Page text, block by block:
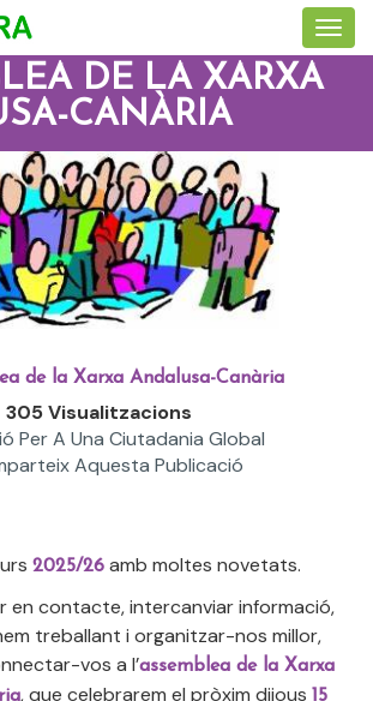
DE LA XARXA
CANÀRIA
de la Xarxa Andalusa-Canària
305 Visualitzacions
Per A Una Ciutadania Global
Aquesta Publicació
2025/26 amb moltes novetats.
en contacte, intercanviar informació,
treballant i organitzar-nos millor,
vos a l’assemblea de la Xarxa
, que celebrarem el pròxim dijous 15